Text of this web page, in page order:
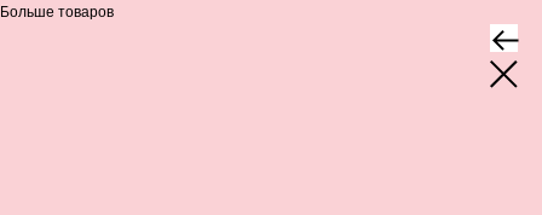
Больше товаров